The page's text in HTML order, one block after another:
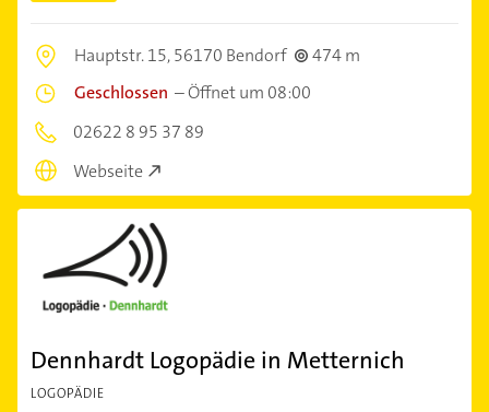
Hauptstr. 15,56170 Bendorf
474 m
Geschlossen –Öffnet um 08:00
02622 8 95 37 89
Webseite
Dennhardt Logopädie in Metternich
LOGOPÄDIE